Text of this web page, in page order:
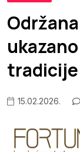
tradicije
15.02.2026.